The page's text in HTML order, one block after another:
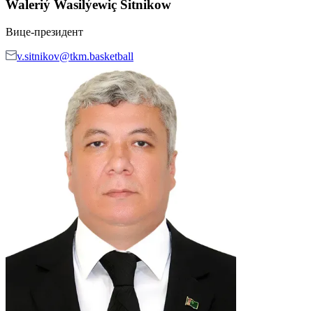
Waleriý Wasilýewiç Sitnikow
Вице-президент
v.sitnikov@tkm.basketball